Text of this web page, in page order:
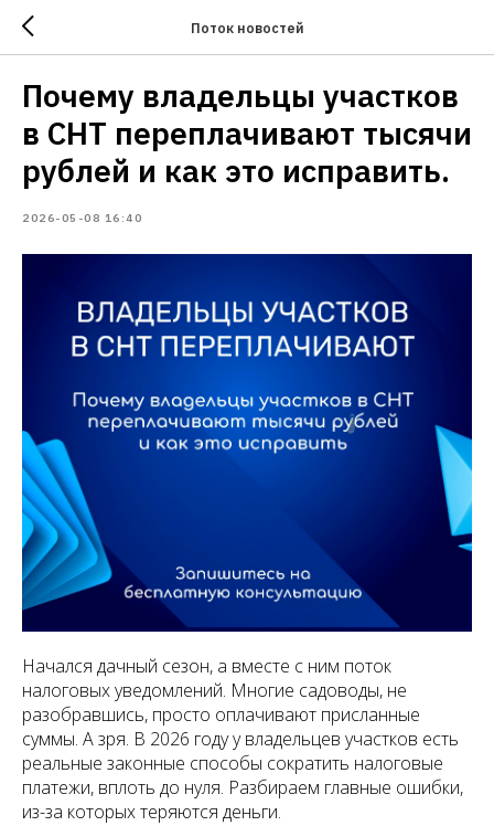
Поток новостей
Почему владельцы участков
в СНТ переплачивают тысячи
рублей и как это исправить.
2026-05-08 16:40
Начался дачный сезон, а вместе с ним поток
налоговых уведомлений. Многие садоводы, не
разобравшись, просто оплачивают присланные
суммы. А зря. В 2026 году у владельцев участков есть
реальные законные способы сократить налоговые
платежи, вплоть до нуля. Разбираем главные ошибки,
из-за которых теряются деньги.